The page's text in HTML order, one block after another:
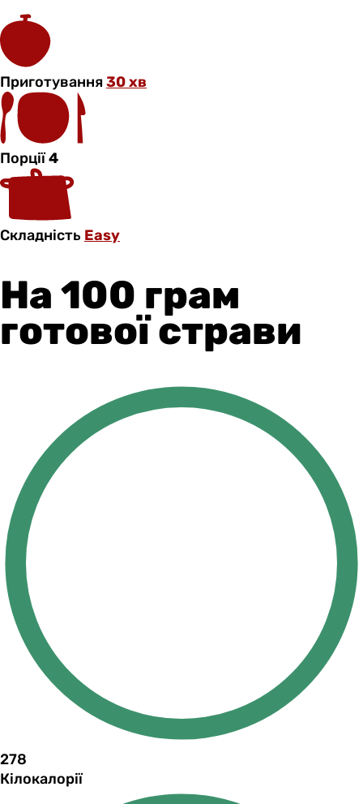
Приготування30 хв
Порції4
Складність Easy
На 100 грам
готової страви
278
Кілокалорії